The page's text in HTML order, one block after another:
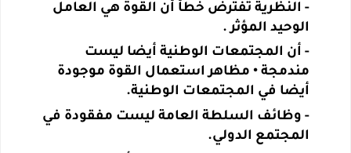
- النظرية تفترض خطأ أن القوة هي العامل
الوحيد المؤثر .
- أن المجتمعات الوطنية أيضا ليست
مندمجة • مظاهر استعمال القوة موجودة
أيضا في المجتمعات الوطنية.
- وظائف السلطة العامة ليست مفقودة في
المجتمع الدولي.